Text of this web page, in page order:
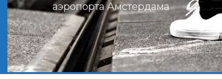
аэропорта Амстердама